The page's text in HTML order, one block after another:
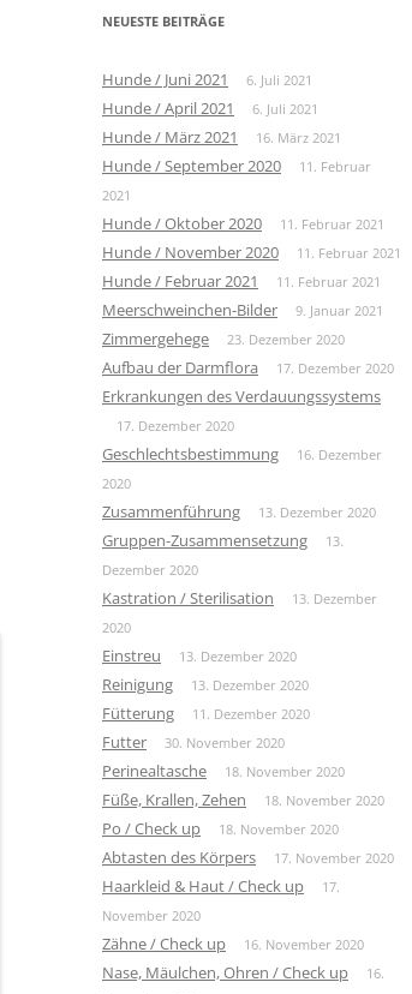
NEUESTE BEITRÄGE
Hunde / Juni 2021 6. Juli 2021
Hunde / April 2021 6. Juli 2021
Hunde / März 2021 16. März 2021
Hunde / September 2020
11. Februar
2021
Hunde / Oktober 2020 11. Februar 2021
Hunde / November 2020 11. Februar 2021
Hunde / Februar 2021 11. Februar 2021
Meerschweinchen-Bilder 9. Januar 2021
Zimmergehege 23. Dezember 2020
Aufbau der Darmflora 17. Dezember 2020
Erkrankungen des Verdauungssystems
17. Dezember 2020
Geschlechtsbestimmung
16. Dezember
2020
Zusammenführung 13. Dezember 2020
Gruppen-Zusammensetzung
13.
Dezember 2020
Kastration / Sterilisation
13. Dezember
2020
Einstreu 13. Dezember 2020
Reinigung 13. Dezember 2020
Fütterung 11. Dezember 2020
Futter 30. November 2020
Perinealtasche 18. November 2020
Füße, Krallen, Zehen 18. November 2020
Po / Check up 18. November 2020
Abtasten des Körpers 17. November 2020
Haarkleid & Haut / Check up
17.
November 2020
Zähne / Check up 16. November 2020
Nase, Mäulchen, Ohren / Check up
16.